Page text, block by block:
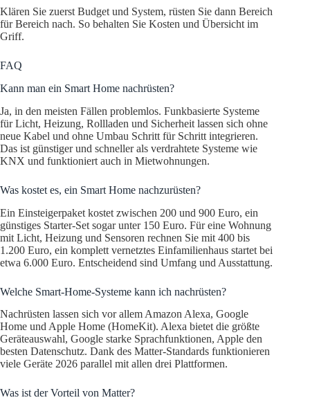
Klären Sie zuerst Budget und System, rüsten Sie dann Bereich
für Bereich nach. So behalten Sie Kosten und Übersicht im
Griff.
FAQ
Kann man ein Smart Home nachrüsten?
Ja, in den meisten Fällen problemlos. Funkbasierte Systeme
für Licht, Heizung, Rollladen und Sicherheit lassen sich ohne
neue Kabel und ohne Umbau Schritt für Schritt integrieren.
Das ist günstiger und schneller als verdrahtete Systeme wie
KNX und funktioniert auch in Mietwohnungen.
Was kostet es, ein Smart Home nachzurüsten?
Ein Einsteigerpaket kostet zwischen 200 und 900 Euro, ein
günstiges Starter-Set sogar unter 150 Euro. Für eine Wohnung
mit Licht, Heizung und Sensoren rechnen Sie mit 400 bis
1.200 Euro, ein komplett vernetztes Einfamilienhaus startet bei
etwa 6.000 Euro. Entscheidend sind Umfang und Ausstattung.
Welche Smart-Home-Systeme kann ich nachrüsten?
Nachrüsten lassen sich vor allem Amazon Alexa, Google
Home und Apple Home (HomeKit). Alexa bietet die größte
Geräteauswahl, Google starke Sprachfunktionen, Apple den
besten Datenschutz. Dank des Matter-Standards funktionieren
viele Geräte 2026 parallel mit allen drei Plattformen.
Was ist der Vorteil von Matter?